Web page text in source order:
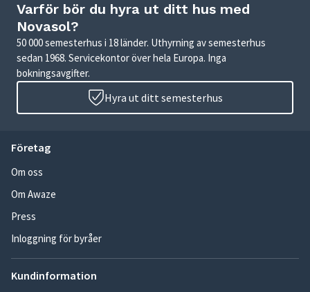
Varför bör du hyra ut ditt hus med
Novasol?
50 000 semesterhus i 18 länder. Uthyrning av semesterhus
sedan 1968. Servicekontor över hela Europa. Inga
bokningsavgifter.
Hyra ut ditt semesterhus
Företag
Om oss
Om Awaze
Press
Inloggning för byråer
Kundinformation